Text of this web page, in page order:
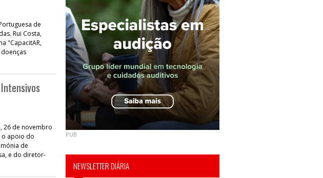
de
Rui Costa,
"CapacitAR,
26 de novembro
o apoio do
de
e do diretor-
PUB
NEWSLETTER DIÁRIA